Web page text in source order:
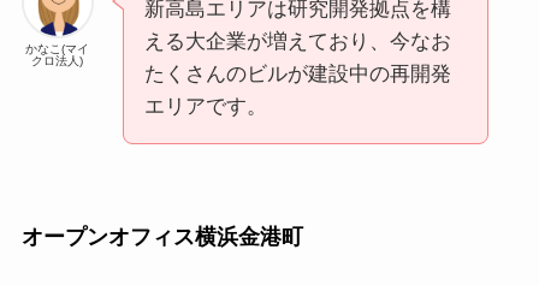
かなこ(マイ
クロ法人)
新高島エリアは研究開発拠点を構
える大企業が増えており、今なお
たくさんのビルが建設中の再開発
エリアです。
オープンオフィス横浜金港町